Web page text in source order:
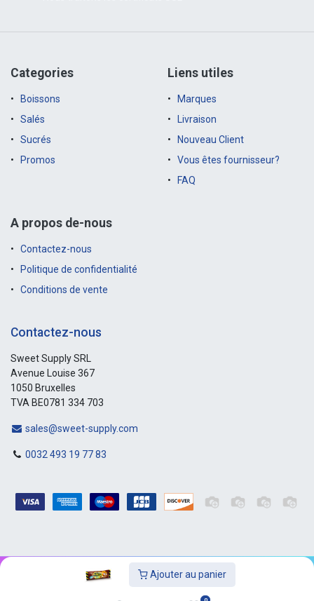
Ajouter au panier
0
Categories
Boissons
Salés
Sucrés
Promos
Liens utiles
Marques
Livraison
Nouveau Client
Vous êtes fournisseur?
FAQ
A propos de-nous
Contactez-nous
Politique de confidentialité
Conditions de vente
Contactez-nous
Sweet Supply SRL
Avenue Louise 367
1050 Bruxelles
TVA BE0781 334 703
sales@sweet-supply.com
0032 493 19 77 83
Copyright © Sweet-Supply